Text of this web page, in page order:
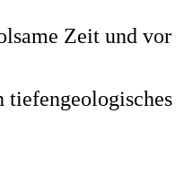
Zeit und vor